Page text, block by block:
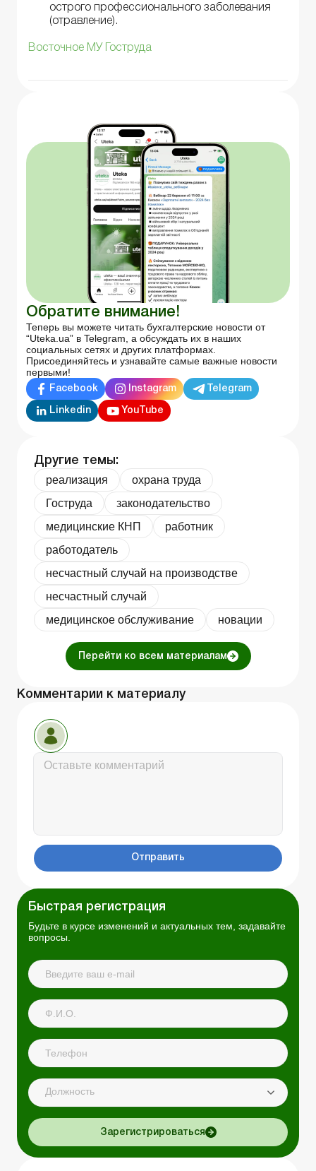
острого профессионального заболевания
(отравление).
Восточное МУ Гоструда
Обратите внимание!
Теперь вы можете читать бухгалтерские новости от
“Uteka.ua” в Telegram, а обсуждать их в наших
социальных сетях и других платформах.
Присоединяйтесь и узнавайте самые важные новости
первыми!
Facebook Instagram Telegram
Linkedin YouTube
Другие темы:
реализация
охрана труда
Гоструда
законодательство
медицинские КНП
работник
работодатель
несчастный случай на производстве
несчастный случай
медицинское обслуживание
новации
Перейти ко всем материалам
Комментарии к материалу
Отправить
Быстрая регистрация
Будьте в курсе изменений и актуальных тем, задавайте
вопросы.
Должность
Зарегистрироваться